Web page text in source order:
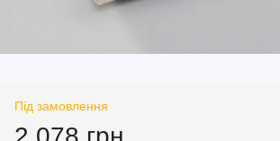
Під замовлення